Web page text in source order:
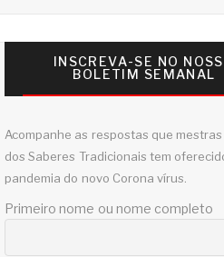
INSCREVA-SE NO
BOLETIM SEMANAL
Acompanhe as respostas que
dos Saberes Tradicionais tem
pandemia do novo Corona vírus.
Primeiro nome ou nome completo